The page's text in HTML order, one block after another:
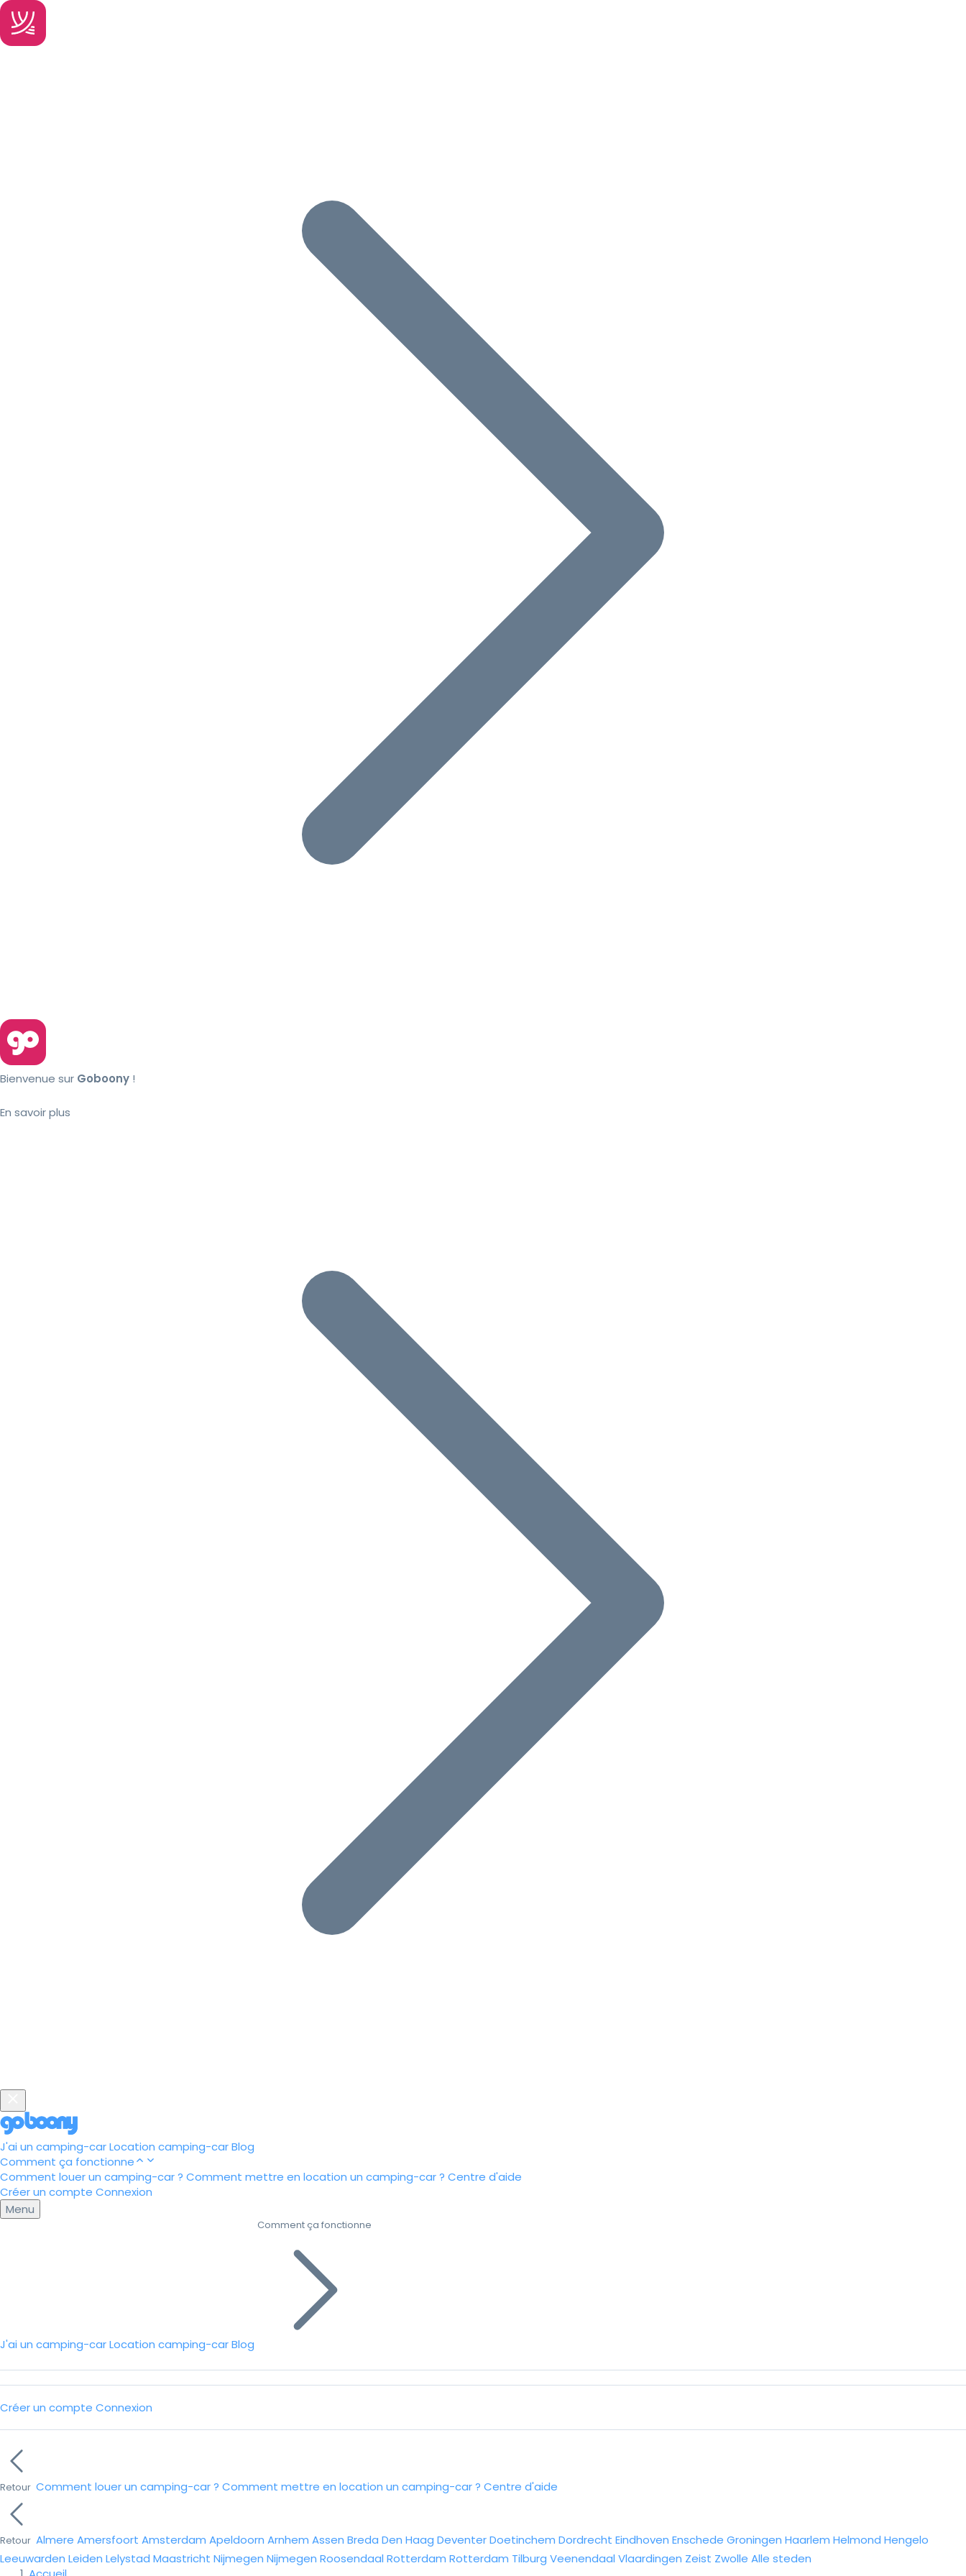
Bienvenue sur Goboony !
En savoir plus
J'ai un camping-carLocation camping-carBlog
Comment ça fonctionne
Comment louer un camping-car ? Comment mettre en location un camping-car ? Centre d'aide
Créer un compte Connexion
Menu
J'ai un camping-carLocation camping-carBlog
Comment ça fonctionne
Créer un compte Connexion
Retour Comment louer un camping-car ? Comment mettre en location un camping-car ? Centre d'aide
Retour Almere Amersfoort Amsterdam Apeldoorn Arnhem Assen Breda Den Haag DeventerDoetinchem Dordrecht Eindhoven Enschede Groningen Haarlem Helmond Hengelo
Leeuwarden Leiden Lelystad Maastricht Nijmegen Nijmegen Roosendaal Rotterdam Rotterdam Tilburg Veenendaal Vlaardingen Zeist Zwolle Alle steden